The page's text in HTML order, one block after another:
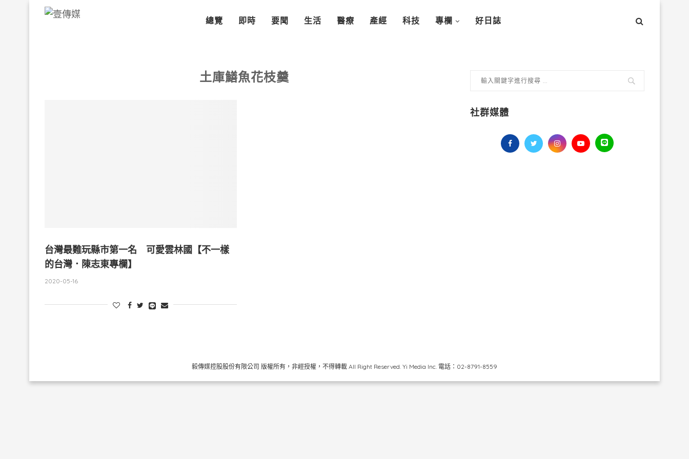
總覽 即時 要聞 生活 醫療 產經 科技 專欄 好日誌
土庫鱔魚花枝羹
台灣最難玩縣市第一名 可愛雲林國【不一樣
的台灣．陳志東專欄】
2020-05-16
社群媒體
毅傳媒控股股份有限公司 版權所有，非經授權，不得轉載 All Right Reserved. Yi Media Inc. 電話：02-8791-8559